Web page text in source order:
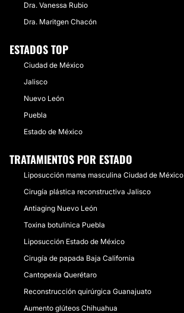
Dra. Vanessa Rubio
Dra. Maritgen Chacón
ESTADOS TOP
Ciudad de México
Jalisco
Nuevo León
Puebla
Estado de México
TRATAMIENTOS POR ESTADO
Liposucción mama masculina Ciudad de México
Cirugía plástica reconstructiva Jalisco
Antiaging Nuevo León
Toxina botulínica Puebla
Liposucción Estado de México
Cirugía de papada Baja California
Cantopexia Querétaro
Reconstrucción quirúrgica Guanajuato
Aumento glúteos Chihuahua